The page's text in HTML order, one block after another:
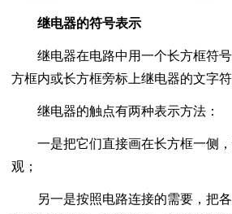
继电器的符号表示
继电器在电路中用一个长方框符号
方框内或长方框旁标上继电器的文字符
继电器的触点有两种表示方法：
一是把它们直接画在长方框一侧，
观；
另一是按照电路连接的需要，把各